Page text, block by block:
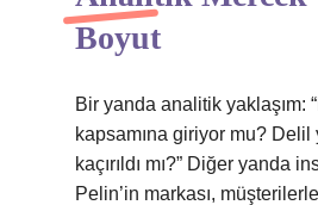
Boyut
Bir yanda analitik yaklaşım:
kapsamına giriyor mu?
kaçırıldı mı?” Diğer yanda
Pelin’in markası,